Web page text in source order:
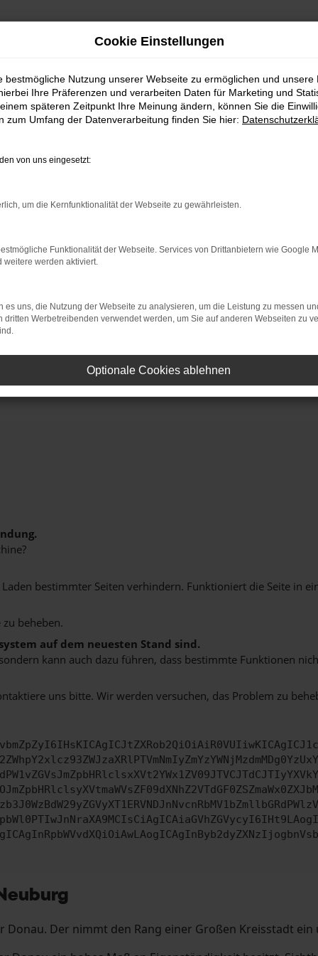
mit
zu präsentieren und so ist ein Škoda Kamiq
für Neuburg eine genauen Prüfung
bestimmter Seiten verhindern. Funktioniert die Seite in
beheben.
auf dem neuesten Stand sind.
kann auch dazu führen, dass bestimmte Funktionen
uns bitte. Wir werden versuchen, das Problem zu
Donau. Der nimmt den Rang einer Großen Kreisstadt
Cookie Einstellungen
bestmögliche Nutzung unserer Webseite zu ermöglichen und
Ihre Präferenzen und verarbeiten Daten für Marketing und
späteren Zeitpunkt Ihre Meinung ändern, können Sie die
zum Umfang der Datenverarbeitung finden Sie hier:
von uns eingesetzt:
um die Kernfunktionalität der Webseite zu gewährleisten.
Funktionalität der Webseite. Services von Drittanbietern wie Google
weitere werden aktiviert.
es uns, die Nutzung der Webseite zu analysieren, um die Leistung zu messen
dritten Werbetreibenden verwendet werden, um Sie auf anderen Webseiten zu
Optionale Cookies ablehnen